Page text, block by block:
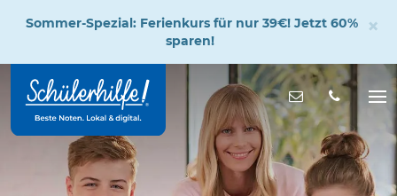
Hauptinhalt
Nachricht
Sommer-Spezial: Ferienkurs für nur 39€! Jetzt 60%
sparen!
×